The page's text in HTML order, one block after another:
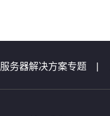
服务器解决方案专题
| 服务器专题汇总 |